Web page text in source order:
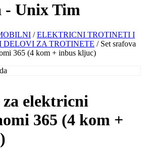
- Unix Tim
/ELEKTRICNI TROTINETI I
DELOVI ZA TROTINETE / Set srafova
365 (4 kom + inbus kljuc)
za elektricni
365 (4 kom +